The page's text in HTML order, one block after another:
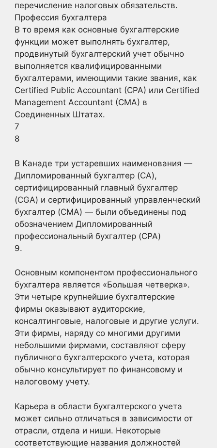
перечисление налоговых обязательств.
Профессия бухгалтера
В то время как основные бухгалтерские
функции может выполнять бухгалтер,
продвинутый бухгалтерский учет обычно
выполняется квалифицированными
бухгалтерами, имеющими такие звания, как
Certified Public Accountant (CPA) или Certified
Management Accountant (CMA) в
Соединенных Штатах.
7
8
В Канаде три устаревших наименования —
Дипломированный бухгалтер (CA),
сертифицированный главный бухгалтер
(CGA) и сертифицированный управленческий
бухгалтер (CMA) — были объединены под
обозначением Дипломированный
профессиональный бухгалтер (CPA)
9.
Основным компонентом профессионального
бухгалтера является «Большая четверка».
Эти четыре крупнейшие бухгалтерские
фирмы оказывают аудиторские,
консалтинговые, налоговые и другие услуги.
Эти фирмы, наряду со многими другими
небольшими фирмами, составляют сферу
публичного бухгалтерского учета, которая
обычно консультирует по финансовому и
налоговому учету.
Карьера в области бухгалтерского учета
может сильно отличаться в зависимости от
отрасли, отдела и ниши. Некоторые
соответствующие названия должностей